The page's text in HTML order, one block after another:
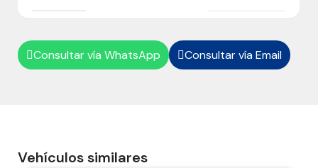
Consultar vía WhatsApp Consultar vía Email
Vehículos similares